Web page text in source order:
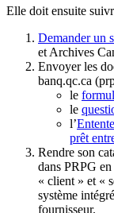
Elle doit ensuite
Demander un
et Archives
Envoyer les
banq.qc.ca
le
le
l’
prêt
Rendre son
dans PRPG
« client » et «
système
fournisseur.